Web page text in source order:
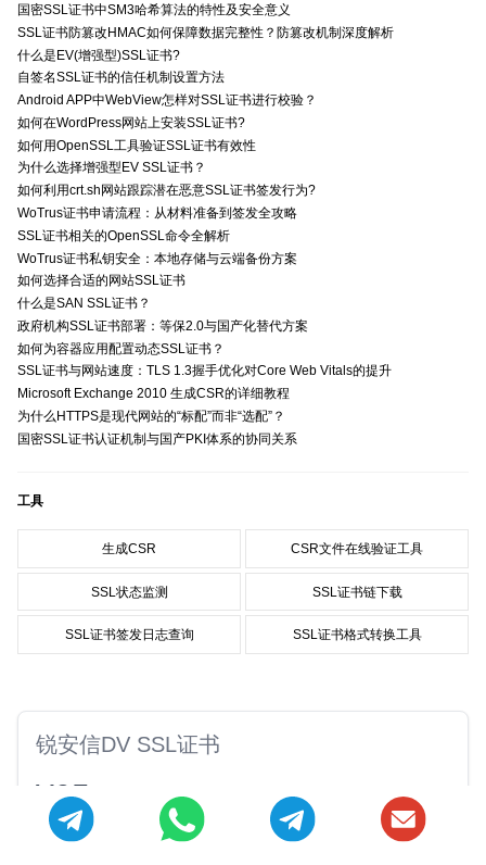
国密SSL证书中SM3哈希算法的特性及安全意义
SSL证书防篡改HMAC如何保障数据完整性？防篡改机制深度解析
什么是EV(增强型)SSL证书?
自签名SSL证书的信任机制设置方法
Android APP中WebView怎样对SSL证书进行校验？
如何在WordPress网站上安装SSL证书?
如何用OpenSSL工具验证SSL证书有效性
为什么选择增强型EV SSL证书？
如何利用crt.sh网站跟踪潜在恶意SSL证书签发行为?
WoTrus证书申请流程：从材料准备到签发全攻略
SSL证书相关的OpenSSL命令全解析
WoTrus证书私钥安全：本地存储与云端备份方案
如何选择合适的网站SSL证书
什么是SAN SSL证书？
政府机构SSL证书部署：等保2.0与国产化替代方案
如何为容器应用配置动态SSL证书？
SSL证书与网站速度：TLS 1.3握手优化对Core Web Vitals的提升
Microsoft Exchange 2010 生成CSR的详细教程
为什么HTTPS是现代网站的“标配”而非“选配”？
国密SSL证书认证机制与国产PKI体系的协同关系
工具
生成CSR CSR文件在线验证工具
SSL状态监测 SSL证书链下载
SSL证书签发日志查询 SSL证书格式转换工具
锐安信DV SSL证书
¥65
锐安信多域名证书最高250个域名
无需提交任何材料，验证域名所有权即可